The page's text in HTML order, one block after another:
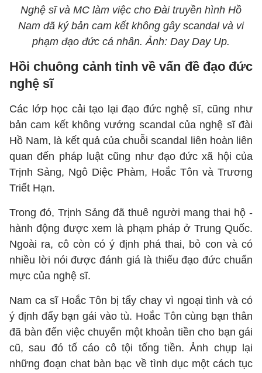
Nghệ sĩ và MC làm việc cho Đài truyền hình Hồ
Nam đã ký bản cam kết không gây scandal và vi
phạm đạo đức cá nhân. Ảnh: Day Day Up.
Hồi chuông cảnh tỉnh về vấn đề đạo đức
nghệ sĩ
Các lớp học cải tạo lại đạo đức nghệ sĩ, cũng như
bản cam kết không vướng scandal của nghệ sĩ đài
Hồ Nam, là kết quả của chuỗi scandal liên hoàn liên
quan đến pháp luật cũng như đạo đức xã hội của
Trịnh Sảng, Ngô Diệc Phàm, Hoắc Tôn và Trương
Triết Hạn.
Trong đó, Trịnh Sảng đã thuê người mang thai hộ -
hành động được xem là phạm pháp ở Trung Quốc.
Ngoài ra, cô còn có ý định phá thai, bỏ con và có
nhiều lời nói được đánh giá là thiếu đạo đức chuẩn
mực của nghệ sĩ.
Nam ca sĩ Hoắc Tôn bị tẩy chay vì ngoại tình và có
ý định đẩy bạn gái vào tù. Hoắc Tôn cùng bạn thân
đã bàn đến việc chuyển một khoản tiền cho bạn gái
cũ, sau đó tố cáo cô tội tống tiền. Ảnh chụp lại
những đoạn chat bàn bạc về tình dục một cách tục